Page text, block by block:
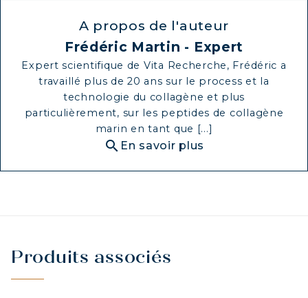
A propos de l'auteur
Frédéric Martin - Expert
Expert scientifique de Vita Recherche, Frédéric a
travaillé plus de 20 ans sur le process et la
technologie du collagène et plus
particulièrement, sur les peptides de collagène
marin en tant que [...]
search En savoir plus
Produits associés